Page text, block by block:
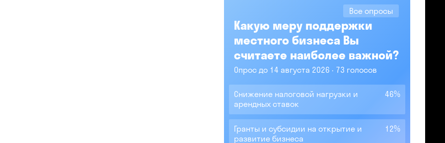
Все опросы
Какую меру поддержки
местного бизнеса Вы
считаете наиболее важной?
Опрос до 14 августа 2026 73 голосов
Снижение налоговой нагрузки и
арендных ставок
46%
Гранты и субсидии на открытие и
развитие бизнеса
12%